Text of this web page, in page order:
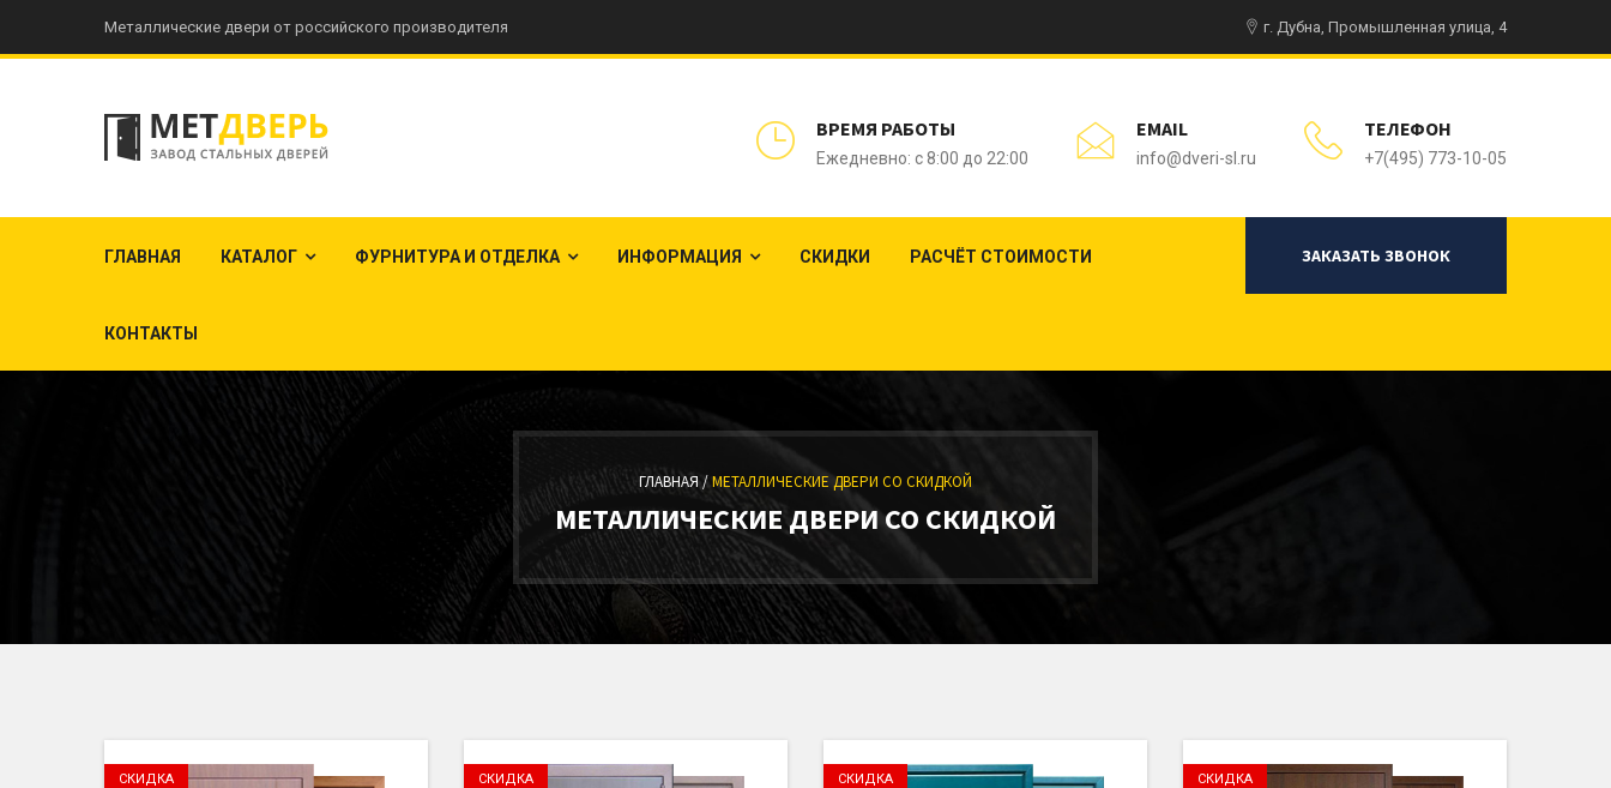
Металлические двери от российского производителя г. Дубна, Промышленная улица, 4
ВРЕМЯ РАБОТЫ
Ежедневно: с 8:00 до 22:00
EMAIL
info@dveri-sl.ru
ТЕЛЕФОН
+7(495) 773-10-05
ГЛАВНАЯ КАТАЛОГ ФУРНИТУРА И ОТДЕЛКА ИНФОРМАЦИЯ СКИДКИ РАСЧЁТ СТОИМОСТИ
КОНТАКТЫ
ЗАКАЗАТЬ ЗВОНОК
ГЛАВНАЯ /МЕТАЛЛИЧЕСКИЕ ДВЕРИ СО СКИДКОЙ
МЕТАЛЛИЧЕСКИЕ ДВЕРИ СО СКИДКОЙ
СКИДКА СКИДКА СКИДКА СКИДКА